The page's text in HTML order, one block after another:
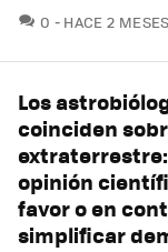
0 COMENTARIOS
HACE 2 MESES
Los
coinciden
opinión
favor o en
simplificar